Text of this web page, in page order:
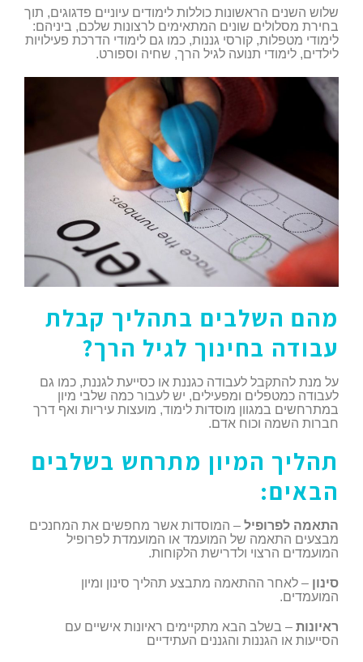
שלוש השנים הראשונות כוללות לימודים עיוניים פדגוגים, תוך
בחירת מסלולים שונים המתאימים לרצונות שלכם, ביניהם:
לימודי מטפלות, קורסי גננות, כמו גם לימודי הדרכת פעילויות
לילדים, לימודי תנועה לגיל הרך, שחיה וספורט.
מהם השלבים בתהליך קבלת
עבודה בחינוך לגיל הרך?
על מנת להתקבל לעבודה כגננת או כסייעת לגננת, כמו גם
לעבודה כמטפלים ומפעילים, יש לעבור כמה שלבי מיון
במתרחשים במגוון מוסדות לימוד, מועצות עיריות ואף דרך
חברות השמה וכוח אדם.
תהליך המיון מתרחש בשלבים
הבאים:
התאמה לפרופיל – המוסדות אשר מחפשים את המחנכים
מבצעים התאמה של המועמד או המועמדת לפרופיל
המועמדים הרצוי ולדרישת הלקוחות.
סינון – לאחר ההתאמה מתבצע תהליך סינון ומיון
המועמדים.
ראיונות – בשלב הבא מתקיימים ראיונות אישיים עם
הסייעות או הגננות והגננים העתידיים